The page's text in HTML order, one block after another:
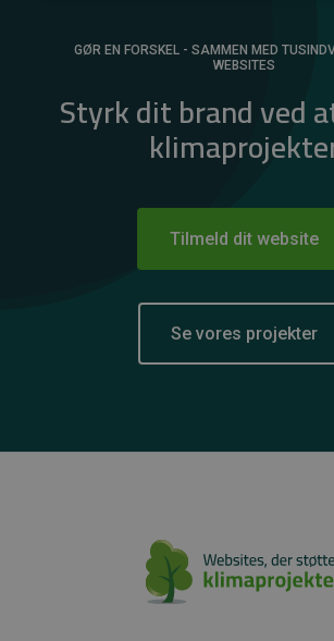
GØR EN FORSKEL - SAMMEN MED
WEBSITES
Styrk dit brand ved
Tilmeld dit website
Se vores projekter